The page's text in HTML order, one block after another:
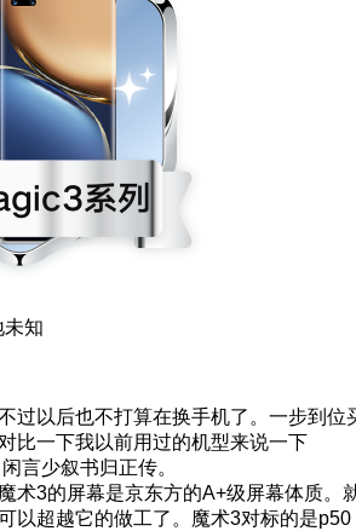
未知
以后也不打算在换手机了。一步到位
比一下我以前用过的机型来说一下
言少叙书归正传。
3的屏幕是京东方的A+级屏幕体质。
以超越它的做工了。魔术3对标的是p50